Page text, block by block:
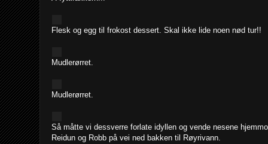
Flesk og egg til frokost dessert. Skal ikke lide noen nød tur!!
Mudlerørret.
Mudlerørret.
Så måtte vi dessverre forlate idyllen og vende nesene
Reidun og Robb på vei ned bakken til Røyrivann.